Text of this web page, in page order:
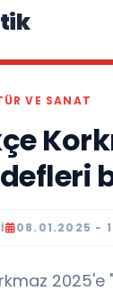
VE SANAT
08.01.2025 -
2025'e